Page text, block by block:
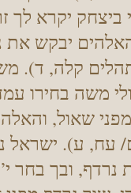
ביצחק יקרא לך
יבקש את
קלה, ד).
משה בחירו
שאול,
עח, ע). ישראל
ובך בחר